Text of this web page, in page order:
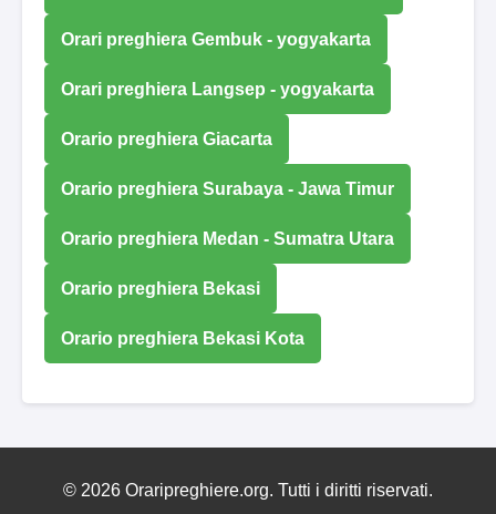
Orari preghiera Gembuk - yogyakarta
Orari preghiera Langsep - yogyakarta
Orario preghiera Giacarta
Orario preghiera Surabaya - Jawa Timur
Orario preghiera Medan - Sumatra Utara
Orario preghiera Bekasi
Orario preghiera Bekasi Kota
© 2026 Oraripreghiere.org. Tutti i diritti riservati.